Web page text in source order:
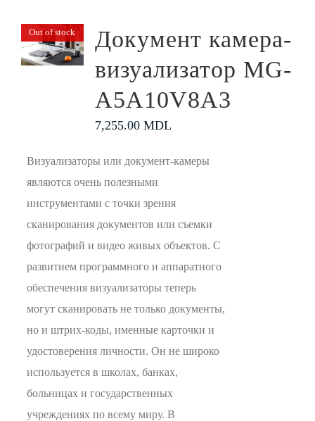
Out of stock
Документ камера-
визуализатор MG-
A5A10V8A3
7,255.00 MDL
Визуализаторы или документ-камеры
являются очень полезными
инструментами с точки зрения
сканирования документов или съемки
фотографий и видео живых объектов. С
развитием программного и аппаратного
обеспечения визуализаторы теперь
могут сканировать не только документы,
но и штрих-коды, именные карточки и
удостоверения личности. Он не широко
используется в школах, банках,
больницах и государственных
учреждениях по всему миру. В